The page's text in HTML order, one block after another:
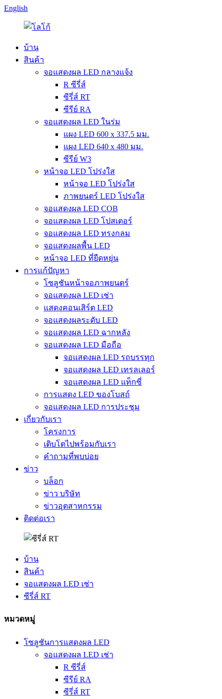
English
บ้าน
สินค้า
จอแสดงผล LED กลางแจ้ง
R ซีรี่ส์
ซีรี่ส์ RT
ซีรีย์ RA
จอแสดงผล LED ในร่ม
แผง LED 600 x 337.5 มม.
แผง LED 640 x 480 มม.
ซีรีย์ W3
หน้าจอ LED โปร่งใส
หน้าจอ LED โปร่งใส
ภาพยนตร์ LED โปร่งใส
จอแสดงผล LED COB
จอแสดงผล LED โปสเตอร์
จอแสดงผล LED ทรงกลม
จอแสดงผลพื้น LED
หน้าจอ LED ที่ยืดหยุ่น
การแก้ปัญหา
โซลูชันหน้าจอภาพยนตร์
จอแสดงผล LED เช่า
แสดงคอนเสิร์ต LED
จอแสดงผลระดับ LED
จอแสดงผล LED ฉากหลัง
จอแสดงผล LED มือถือ
จอแสดงผล LED รถบรรทุก
จอแสดงผล LED เทรลเลอร์
จอแสดงผล LED แท็กซี่
การแสดง LED ของโบสถ์
จอแสดงผล LED การประชุม
เกี่ยวกับเรา
โครงการ
เติบโตไปพร้อมกับเรา
คำถามที่พบบ่อย
ข่าว
บล็อก
ข่าว บริษัท
ข่าวอุตสาหกรรม
ติดต่อเรา
บ้าน
สินค้า
จอแสดงผล LED เช่า
ซีรี่ส์ RT
หมวดหมู่
โซลูชันการแสดงผล LED
จอแสดงผล LED เช่า
R ซีรี่ส์
ซีรีย์ RA
ซีรี่ส์ RT